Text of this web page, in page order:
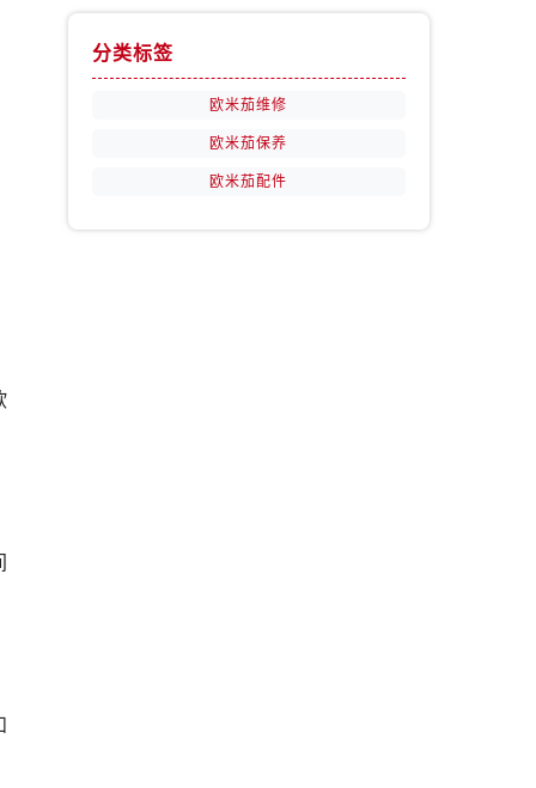
分类标签
欧米茄维修
欧米茄保养
欧米茄配件